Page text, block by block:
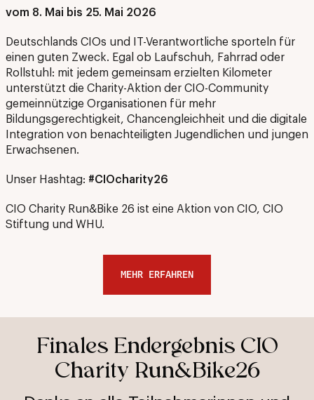
vom 8. Mai bis 25. Mai 2026
Deutschlands CIOs und IT-Verantwortliche sporteln für
einen guten Zweck. Egal ob Laufschuh, Fahrrad oder
Rollstuhl: mit jedem gemeinsam erzielten Kilometer
unterstützt die Charity-Aktion der CIO-Community
gemeinnützige Organisationen für mehr
Bildungsgerechtigkeit, Chancengleichheit und die digitale
Integration von benachteiligten Jugendlichen und jungen
Erwachsenen.
Unser Hashtag: #CIOcharity26
CIO Charity Run&Bike 26 ist eine Aktion von CIO, CIO
Stiftung und WHU.
MEHR ERFAHREN
Finales Endergebnis CIO
Charity Run&Bike26